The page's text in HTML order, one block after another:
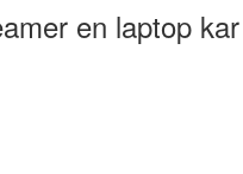
en laptop kar